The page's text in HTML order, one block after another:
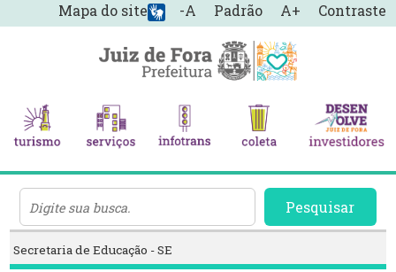
-A Padrão A+ Contraste
Mapa do site
Pesquisar
Secretaria de Educação - SE